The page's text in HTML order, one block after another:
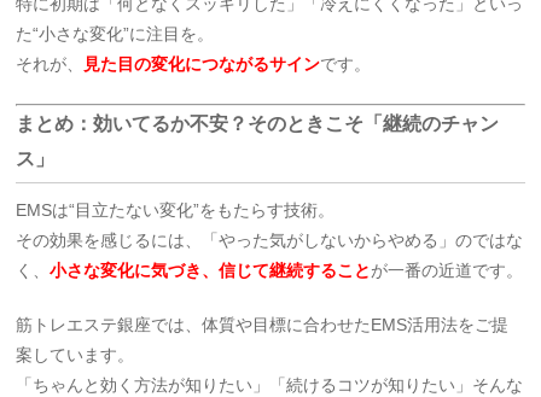
特に初期は「何となくスッキリした」「冷えにくくなった」といっ
た“小さな変化”に注目を。
それが、 見た目の変化につながるサインです。
まとめ：効いてるか不安？そのときこそ「継続のチャン
ス」
EMSは“目立たない変化”をもたらす技術。
その効果を感じるには、「やった気がしないからやめる」のではな
く、小さな変化に気づき、信じて継続することが一番の近道です。
筋トレエステ銀座では、体質や目標に合わせたEMS活用法をご提
案しています。
「ちゃんと効く方法が知りたい」「続けるコツが知りたい」そんな